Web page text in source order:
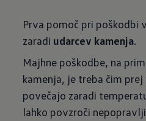
Prva pomoč pri poškodbi
zaradi udarcev kamenja.
Majhne poškodbe, na
kamenja, je treba čim
povečajo zaradi
lahko povzroči